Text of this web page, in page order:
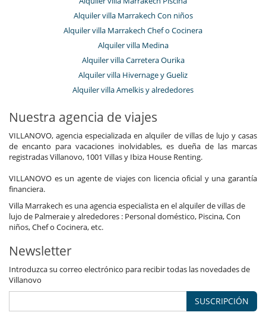
Alquiler villa Marrakech Con niños
Alquiler villa Marrakech Chef o Cocinera
Alquiler villa Medina
Alquiler villa Carretera Ourika
Alquiler villa Hivernage y Gueliz
Alquiler villa Amelkis y alrededores
Nuestra agencia de viajes
VILLANOVO, agencia especializada en alquiler de villas de lujo y casas
de encanto para vacaciones inolvidables, es dueña de las marcas
registradas Villanovo, 1001 Villas y Ibiza House Renting.
VILLANOVO es un agente de viajes con licencia oficial y una garantía
financiera.
Villa Marrakech es una agencia especialista en el alquiler de villas de
lujo de Palmeraie y alrededores : Personal doméstico, Piscina, Con
niños, Chef o Cocinera, etc.
Newsletter
Introduzca su correo electrónico para recibir todas las novedades de
Villanovo
SUSCRIPCIÓN